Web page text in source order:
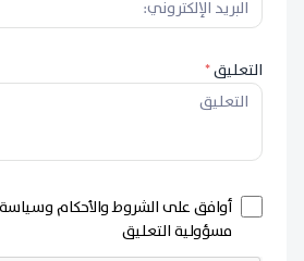
التعليق*
أوافق على الشروط والأحكام
مسؤولية التعليق